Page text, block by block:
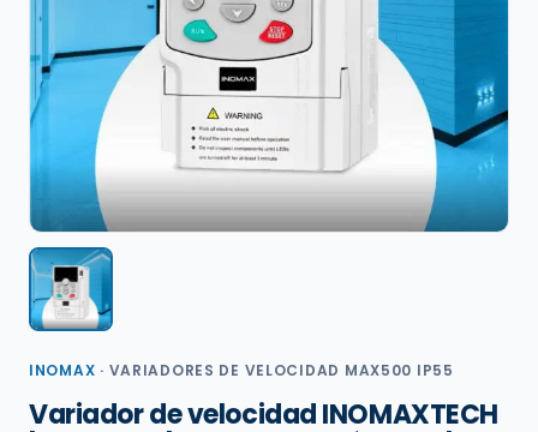
INOMAX · VARIADORES DE VELOCIDAD MAX500 IP55
Variador de velocidad INOMAXTECH